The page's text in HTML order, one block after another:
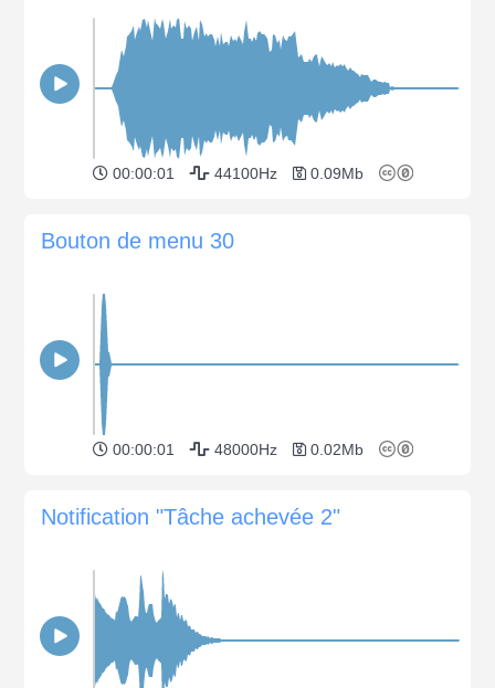
00:00:01 44100Hz 0.09Mb
Bouton de menu 30
00:00:01 48000Hz 0.02Mb
Notification "Tâche achevée 2"